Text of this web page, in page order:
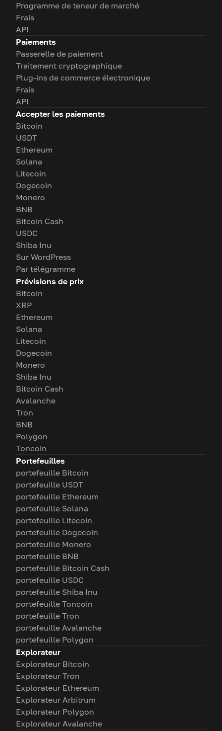
Programme de teneur de marché
Frais
API
Paiements
Passerelle de paiement
Traitement cryptographique
Plug-ins de commerce électronique
Frais
API
Accepter les paiements
Bitcoin
USDT
Ethereum
Solana
Litecoin
Dogecoin
Monero
BNB
Bitcoin Cash
USDC
Shiba Inu
Sur WordPress
Par télégramme
Prévisions de prix
Bitcoin
XRP
Ethereum
Solana
Litecoin
Dogecoin
Monero
Shiba Inu
Bitcoin Cash
Avalanche
Tron
BNB
Polygon
Toncoin
Portefeuilles
portefeuille Bitcoin
portefeuille USDT
portefeuille Ethereum
portefeuille Solana
portefeuille Litecoin
portefeuille Dogecoin
portefeuille Monero
portefeuille BNB
portefeuille Bitcoin Cash
portefeuille USDC
portefeuille Shiba Inu
portefeuille Toncoin
portefeuille Tron
portefeuille Avalanche
portefeuille Polygon
Explorateur
Explorateur Bitcoin
Explorateur Tron
Explorateur Ethereum
Explorateur Arbitrum
Explorateur Polygon
Explorateur Avalanche